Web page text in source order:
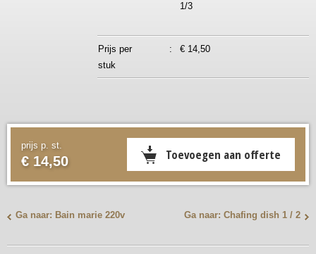
1/3
Prijs per
stuk
: € 14,50
prijs p. st.
€ 14,50
Ga naar: Bain marie 220v Ga naar: Chafing dish 1 / 2